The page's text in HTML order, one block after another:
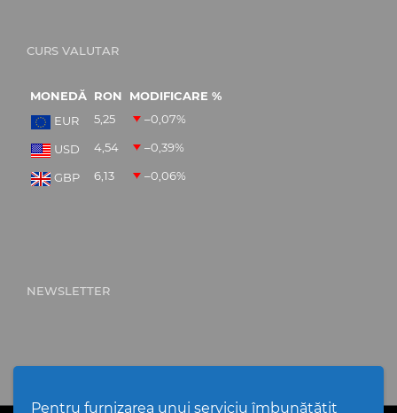
Pentru furnizarea unui serviciu îmbunătățit
CURS VALUTAR
MONEDĂ RON
MODIFICARE %
EUR
5,25 –0,07%
USD 4,54 –0,39%
GBP 6,13 –0,06%
NEWSLETTER